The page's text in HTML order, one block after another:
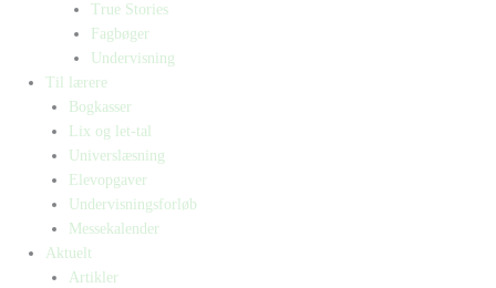
True Stories
Fagbøger
Undervisning
Til lærere
Bogkasser
Lix og let-tal
Universlæsning
Elevopgaver
Undervisningsforløb
Messekalender
Aktuelt
Artikler